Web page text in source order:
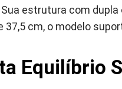
estrutura com
37,5 cm, o modelo
Equilíbrio